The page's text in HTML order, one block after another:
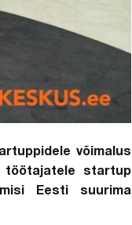
võimalus
startup
Eesti suurima